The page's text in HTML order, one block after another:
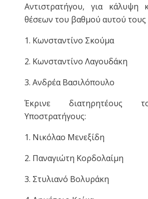
Αντιστρατήγου, για κάλυψη
θέσεων του βαθμού αυτού
1. Κωνσταντίνο Σκούμα
2. Κωνσταντίνο Λαγουδάκη
3. Ανδρέα Βασιλόπουλο
Έκρινε διατηρητέους
Υποστρατήγους:
1. Νικόλαο Μενεξίδη
2. Παναγιώτη Κορδολαίμη
3. Στυλιανό Βολυράκη